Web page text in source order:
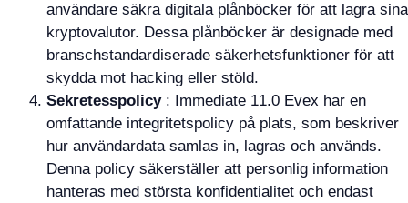
användare säkra digitala plånböcker för att lagra sina
kryptovalutor. Dessa plånböcker är designade med
branschstandardiserade säkerhetsfunktioner för att
skydda mot hacking eller stöld.
Sekretesspolicy: Immediate 11.0 Evex har en
omfattande integritetspolicy på plats, som beskriver
hur användardata samlas in, lagras och används.
Denna policy säkerställer att personlig information
hanteras med största konfidentialitet och endast